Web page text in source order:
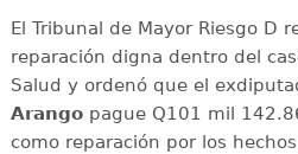
El Tribunal de Mayor Riesgo D
reparación digna dentro del
Salud y ordenó que el
Arangopague Q101 mil
como reparación por los